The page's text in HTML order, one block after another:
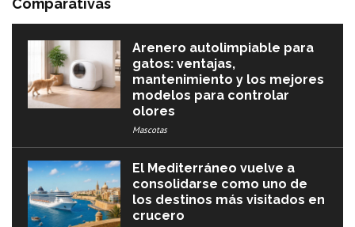
Comparativas
Arenero autolimpiable para
gatos: ventajas,
mantenimiento y los mejores
modelos para controlar
olores
Mascotas
El Mediterráneo vuelve a
consolidarse como uno de
los destinos más visitados en
crucero